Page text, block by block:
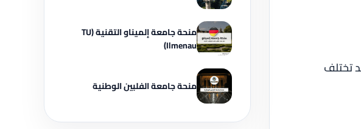
تختلف
منحة جامعة إلميناو التقنية (TU
Ilmenau)
منحة جامعة الفلبين الوطنية